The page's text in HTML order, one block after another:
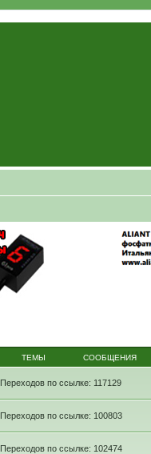
ТЕМЫ СООБЩЕНИЯ
Переходов по ссылке: 117129
Переходов по ссылке: 100803
Переходов по ссылке: 102474